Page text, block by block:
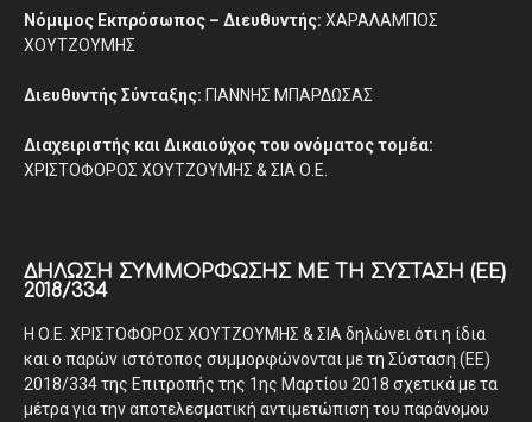
Νόμιμος Εκπρόσωπος – Διευθυντής: ΧΑΡΑΛΑΜΠΟΣ
ΧΟΥΤΖΟΥΜΗΣ
Διευθυντής Σύνταξης: ΓΙΑΝΝΗΣ ΜΠΑΡΔΩΣΑΣ
Διαχειριστής και Δικαιούχος του ονόματος τομέα:
ΧΡΙΣΤΟΦΟΡΟΣ ΧΟΥΤΖΟΥΜΗΣ & ΣΙΑ Ο.Ε.
ΔΉΛΩΣΗ ΣΥΜΜΌΡΦΩΣΗΣ ΜΕ ΤΗ ΣΎΣΤΑΣΗ (ΕΕ)
2018/334
Η Ο.Ε. ΧΡΙΣΤΟΦΟΡΟΣ ΧΟΥΤΖΟΥΜΗΣ & ΣΙΑ δηλώνει ότι η ίδια
και ο παρών ιστότοπος συμμορφώνονται με τη Σύσταση (ΕΕ)
2018/334 της Επιτροπής της 1ης Μαρτίου 2018 σχετικά με τα
μέτρα για την αποτελεσματική αντιμετώπιση του παράνομου